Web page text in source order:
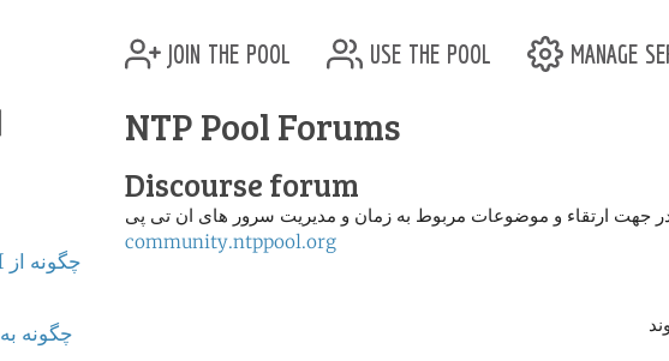
چگونه از pool.ntp.org I
چگونه به pool.ntp.org
join the pool use the pool manage
NTP Pool Forums
Discourse forum
جهت ارتقاء و موضوعات مربوط به زمان و مدیریت سرور های ان تی پی
community.ntppool.org